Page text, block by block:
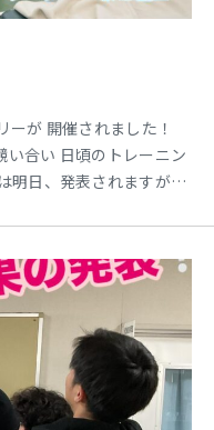
が 開催されました！
合い 日頃のトレーニン
明日、発表されますが、
おつかれさまでした。